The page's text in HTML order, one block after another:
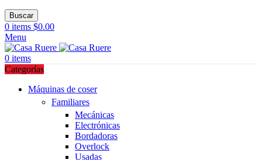
Buscar
0 items $0.00
Menu
0 items
Categorías
Máquinas de coser
Familiares
Mecánicas
Electrónicas
Bordadoras
Overlock
Usadas